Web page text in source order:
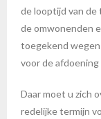
de looptijd van de
de omwonenden
toegekend
voor de
Daar moet u zich
redelijke termijn